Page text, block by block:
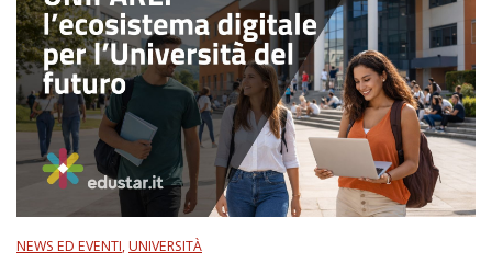
NEWS ED EVENTI,UNIVERSITÀ